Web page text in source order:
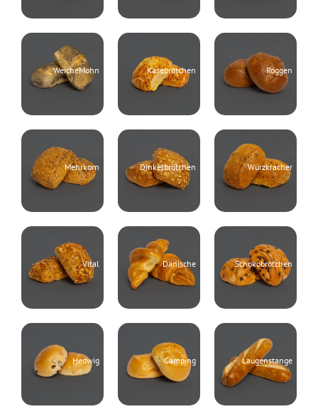
WeicheMohn Käsebrötchen Roggen
Mehrkorn Dinkelbrötchen Würzkracher
Vital Dänische Schokobrötchen
Hedwig Camping Laugenstange